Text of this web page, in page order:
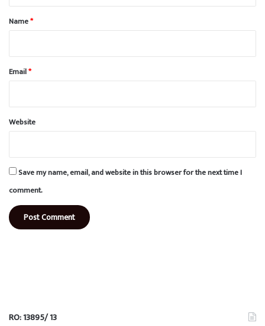
*
Name*
Email*
Website
Save my name, email, and website in this browser for the next time I
comment.
RO: 13895/ 13